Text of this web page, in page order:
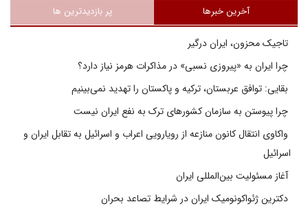
آخرین خبرها پر بازدیدترین ها
تاجیک محزون، ایران درگیر
چرا ایران به «پیروزی نسبی» در مذاکرات هرمز نیاز دارد؟
بقایی: توافق عربستان، ترکیه و پاکستان را تهدید نمی‌بینیم
چرا پیوستن به سازمان کشورهای ترک به نفع ایران نیست
واکاوی انتقال کانون منازعه از رویارویی اعراب و اسرائیل به تقابل ایران و
اسرائیل
آغاز مسئولیت بین‌المللی ایران
دکترین ژئواکونومیک ایران در شرایط تصاعد بحران